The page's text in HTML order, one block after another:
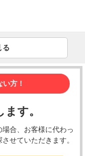
る
方！
す。
場合、お客様に代わっ
せていただきます。